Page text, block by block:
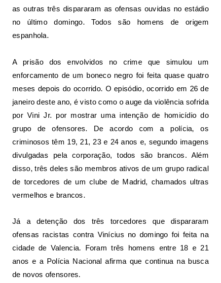
as outras três dispararam as ofensas ouvidas no estádio
no último domingo. Todos são homens de origem
espanhola.
A prisão dos envolvidos no crime que simulou um
enforcamento de um boneco negro foi feita quase quatro
meses depois do ocorrido. O episódio, ocorrido em 26 de
janeiro deste ano, é visto como o auge da violência sofrida
por Vini Jr. por mostrar uma intenção de homicídio do
grupo de ofensores. De acordo com a polícia, os
criminosos têm 19, 21, 23 e 24 anos e, segundo imagens
divulgadas pela corporação, todos são brancos. Além
disso, três deles são membros ativos de um grupo radical
de torcedores de um clube de Madrid, chamados ultras
vermelhos e brancos.
Já a detenção dos três torcedores que dispararam
ofensas racistas contra Vinícius no domingo foi feita na
cidade de Valencia. Foram três homens entre 18 e 21
anos e a Polícia Nacional afirma que continua na busca
de novos ofensores.